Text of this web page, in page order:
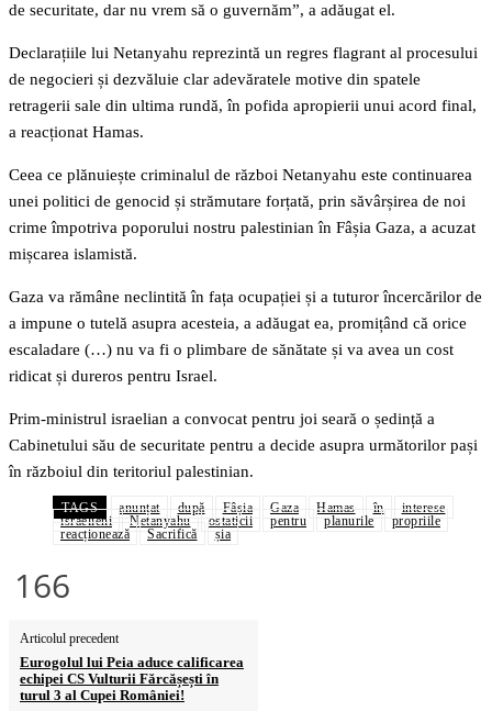
de securitate, dar nu vrem să o guvernăm”, a adăugat el.
Declarațiile lui Netanyahu reprezintă un regres flagrant al procesului
de negocieri și dezvăluie clar adevăratele motive din spatele
retragerii sale din ultima rundă, în pofida apropierii unui acord final,
a reacționat Hamas.
Ceea ce plănuiește criminalul de război Netanyahu este continuarea
unei politici de genocid și strămutare forțată, prin săvârșirea de noi
crime împotriva poporului nostru palestinian în Fâșia Gaza, a acuzat
mișcarea islamistă.
Gaza va rămâne neclintită în fața ocupației și a tuturor încercărilor de
a impune o tutelă asupra acesteia, a adăugat ea, promițând că orice
escaladare (…) nu va fi o plimbare de sănătate și va avea un cost
ridicat și dureros pentru Israel.
Prim-ministrul israelian a convocat pentru joi seară o ședință a
Cabinetului său de securitate pentru a decide asupra următorilor pași
în războiul din teritoriul palestinian.
TAGS anunțat după Fâșia Gaza Hamas în
interese
israelieni
Netanyahu ostaticii pentru planurile
propriile
reacționează
Sacrifică șia
166
Articolul precedent
Eurogolul lui Peia aduce calificarea
echipei CS Vulturii Fărcășești în
turul 3 al Cupei României!